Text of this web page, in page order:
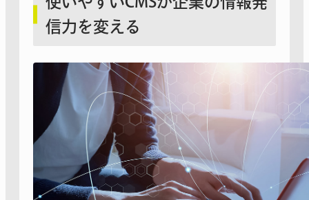
信力を変える